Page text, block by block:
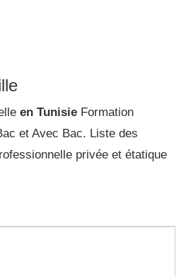
en Tunisie Formation
et Avec Bac. Liste des
privée et étatique